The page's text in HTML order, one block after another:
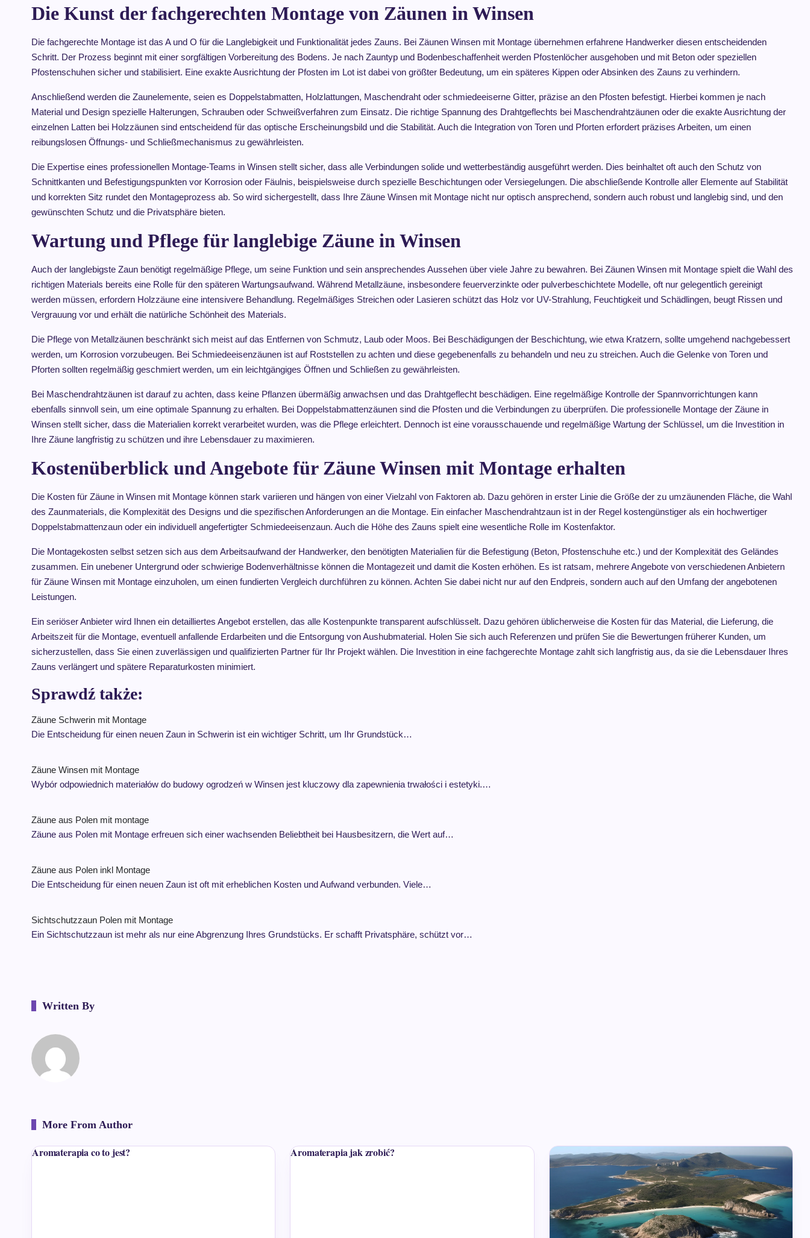
Die Kunst der fachgerechten Montage von Zäunen in Winsen
Die fachgerechte Montage ist das A und O für die Langlebigkeit und Funktionalität jedes Zauns. Bei Zäunen Winsen mit Montage übernehmen erfahrene Handwerker diesen entscheidenden
Schritt. Der Prozess beginnt mit einer sorgfältigen Vorbereitung des Bodens. Je nach Zauntyp und Bodenbeschaffenheit werden Pfostenlöcher ausgehoben und mit Beton oder speziellen
Pfostenschuhen sicher und stabilisiert. Eine exakte Ausrichtung der Pfosten im Lot ist dabei von größter Bedeutung, um ein späteres Kippen oder Absinken des Zauns zu verhindern.
Anschließend werden die Zaunelemente, seien es Doppelstabmatten, Holzlattungen, Maschendraht oder schmiedeeiserne Gitter, präzise an den Pfosten befestigt. Hierbei kommen je nach
Material und Design spezielle Halterungen, Schrauben oder Schweißverfahren zum Einsatz. Die richtige Spannung des Drahtgeflechts bei Maschendrahtzäunen oder die exakte Ausrichtung der
einzelnen Latten bei Holzzäunen sind entscheidend für das optische Erscheinungsbild und die Stabilität. Auch die Integration von Toren und Pforten erfordert präzises Arbeiten, um einen
reibungslosen Öffnungs- und Schließmechanismus zu gewährleisten.
Die Expertise eines professionellen Montage-Teams in Winsen stellt sicher, dass alle Verbindungen solide und wetterbeständig ausgeführt werden. Dies beinhaltet oft auch den Schutz von
Schnittkanten und Befestigungspunkten vor Korrosion oder Fäulnis, beispielsweise durch spezielle Beschichtungen oder Versiegelungen. Die abschließende Kontrolle aller Elemente auf Stabilität
und korrekten Sitz rundet den Montageprozess ab. So wird sichergestellt, dass Ihre Zäune Winsen mit Montage nicht nur optisch ansprechend, sondern auch robust und langlebig sind, und den
gewünschten Schutz und die Privatsphäre bieten.
Wartung und Pflege für langlebige Zäune in Winsen
Auch der langlebigste Zaun benötigt regelmäßige Pflege, um seine Funktion und sein ansprechendes Aussehen über viele Jahre zu bewahren. Bei Zäunen Winsen mit Montage spielt die Wahl des
richtigen Materials bereits eine Rolle für den späteren Wartungsaufwand. Während Metallzäune, insbesondere feuerverzinkte oder pulverbeschichtete Modelle, oft nur gelegentlich gereinigt
werden müssen, erfordern Holzzäune eine intensivere Behandlung. Regelmäßiges Streichen oder Lasieren schützt das Holz vor UV-Strahlung, Feuchtigkeit und Schädlingen, beugt Rissen und
Vergrauung vor und erhält die natürliche Schönheit des Materials.
Die Pflege von Metallzäunen beschränkt sich meist auf das Entfernen von Schmutz, Laub oder Moos. Bei Beschädigungen der Beschichtung, wie etwa Kratzern, sollte umgehend nachgebessert
werden, um Korrosion vorzubeugen. Bei Schmiedeeisenzäunen ist auf Roststellen zu achten und diese gegebenenfalls zu behandeln und neu zu streichen. Auch die Gelenke von Toren und
Pforten sollten regelmäßig geschmiert werden, um ein leichtgängiges Öffnen und Schließen zu gewährleisten.
Bei Maschendrahtzäunen ist darauf zu achten, dass keine Pflanzen übermäßig anwachsen und das Drahtgeflecht beschädigen. Eine regelmäßige Kontrolle der Spannvorrichtungen kann
ebenfalls sinnvoll sein, um eine optimale Spannung zu erhalten. Bei Doppelstabmattenzäunen sind die Pfosten und die Verbindungen zu überprüfen. Die professionelle Montage der Zäune in
Winsen stellt sicher, dass die Materialien korrekt verarbeitet wurden, was die Pflege erleichtert. Dennoch ist eine vorausschauende und regelmäßige Wartung der Schlüssel, um die Investition in
Ihre Zäune langfristig zu schützen und ihre Lebensdauer zu maximieren.
Kostenüberblick und Angebote für Zäune Winsen mit Montage erhalten
Die Kosten für Zäune in Winsen mit Montage können stark variieren und hängen von einer Vielzahl von Faktoren ab. Dazu gehören in erster Linie die Größe der zu umzäunenden Fläche, die Wahl
des Zaunmaterials, die Komplexität des Designs und die spezifischen Anforderungen an die Montage. Ein einfacher Maschendrahtzaun ist in der Regel kostengünstiger als ein hochwertiger
Doppelstabmattenzaun oder ein individuell angefertigter Schmiedeeisenzaun. Auch die Höhe des Zauns spielt eine wesentliche Rolle im Kostenfaktor.
Die Montagekosten selbst setzen sich aus dem Arbeitsaufwand der Handwerker, den benötigten Materialien für die Befestigung (Beton, Pfostenschuhe etc.) und der Komplexität des Geländes
zusammen. Ein unebener Untergrund oder schwierige Bodenverhältnisse können die Montagezeit und damit die Kosten erhöhen. Es ist ratsam, mehrere Angebote von verschiedenen Anbietern
für Zäune Winsen mit Montage einzuholen, um einen fundierten Vergleich durchführen zu können. Achten Sie dabei nicht nur auf den Endpreis, sondern auch auf den Umfang der angebotenen
Leistungen.
Ein seriöser Anbieter wird Ihnen ein detailliertes Angebot erstellen, das alle Kostenpunkte transparent aufschlüsselt. Dazu gehören üblicherweise die Kosten für das Material, die Lieferung, die
Arbeitszeit für die Montage, eventuell anfallende Erdarbeiten und die Entsorgung von Aushubmaterial. Holen Sie sich auch Referenzen und prüfen Sie die Bewertungen früherer Kunden, um
sicherzustellen, dass Sie einen zuverlässigen und qualifizierten Partner für Ihr Projekt wählen. Die Investition in eine fachgerechte Montage zahlt sich langfristig aus, da sie die Lebensdauer Ihres
Zauns verlängert und spätere Reparaturkosten minimiert.
Sprawdź także:
Zäune Schwerin mit Montage
Die Entscheidung für einen neuen Zaun in Schwerin ist ein wichtiger Schritt, um Ihr Grundstück…
Zäune Winsen mit Montage
Wybór odpowiednich materiałów do budowy ogrodzeń w Winsen jest kluczowy dla zapewnienia trwałości i estetyki.…
Zäune aus Polen mit montage
Zäune aus Polen mit Montage erfreuen sich einer wachsenden Beliebtheit bei Hausbesitzern, die Wert auf…
Zäune aus Polen inkl Montage
Die Entscheidung für einen neuen Zaun ist oft mit erheblichen Kosten und Aufwand verbunden. Viele…
Sichtschutzzaun Polen mit Montage
Ein Sichtschutzzaun ist mehr als nur eine Abgrenzung Ihres Grundstücks. Er schafft Privatsphäre, schützt vor…
Written By
More From Author
Aromaterapia co to jest? Aromaterapia jak zrobić?